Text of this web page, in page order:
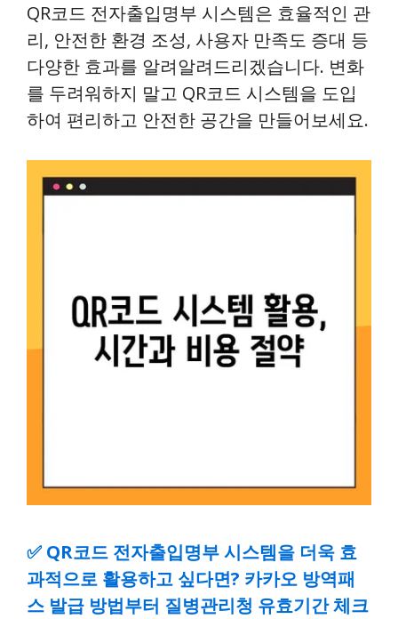
QR코드 전자출입명부 시스템은 효율적인 관
리, 안전한 환경 조성, 사용자 만족도 증대 등
다양한 효과를 알려알려드리겠습니다. 변화
를 두려워하지 말고 QR코드 시스템을 도입
하여 편리하고 안전한 공간을 만들어보세요.
✅ QR코드 전자출입명부 시스템을 더욱 효
과적으로 활용하고 싶다면? 카카오 방역패
스 발급 방법부터 질병관리청 유효기간 체크